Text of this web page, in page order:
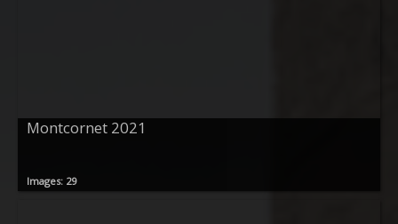
Montcornet 2021
Images: 29